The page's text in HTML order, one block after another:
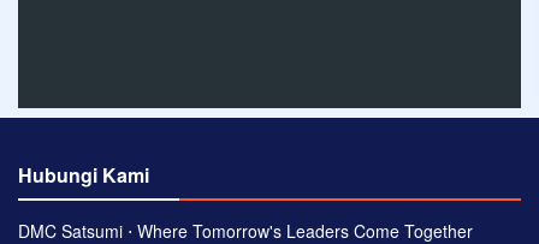
Hubungi Kami
DMC Satsumi ⋅ Where Tomorrow's Leaders Come Together